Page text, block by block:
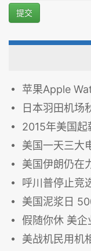
提交
苹果Apple
日本羽田机场
2015年美国起
美国一天三大
美国伊朗仍在
呼川普停止竞
美国泥浆日
假随你休 美企
美战机民用机